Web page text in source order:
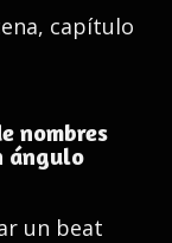
capítulo
nombres
ángulo
un beat